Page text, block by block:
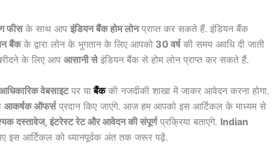
फीसके साथ आप इंडियन बैंक होम लोनप्राप्त कर सकते हैं. इंडियन बैंक
बैंकके द्वारा लोन के भुगतान के लिए आपको 30 वर्षकी समय अवधि दी जाती
के लिए आप आसानी सेइंडियन बैंक से होम लोन प्राप्त कर सकते हैं.
वेबसाइटपर या बैंककी नजदीकी शाखा में जाकर आवेदन करना होगा.
आकर्षक ऑफर्सप्रदान किए जाएंगे. आज हम आपको इस आर्टिकल के माध्यम से
दस्तावेज, इंटरेस्ट रेट और आवेदन की संपूर्णप्रक्रिया बताएंगे. Indian
इस आर्टिकल को ध्यानपूर्वक अंत तक जरूर पढ़ें.